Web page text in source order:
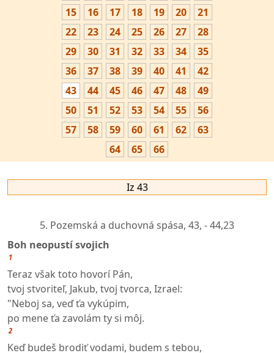
15
16 17 18 19 20
21
22
23 24 25 26 27
28
29
30 31 32 33 34
35
36
37 38 39 40 41
42
43
44 45 46 47 48
49
50
51 52 53 54 55
56
57
58 59 60 61 62
63
64
65 66
Iz 43
5. Pozemská a duchovná spása, 43, - 44,23
Boh neopustí svojich
1
Teraz však toto hovorí Pán,
tvoj stvoriteľ, Jakub, tvoj tvorca, Izrael:
"Neboj sa, veď ťa vykúpim,
po mene ťa zavolám ty si môj.
2
Keď budeš brodiť vodami, budem s tebou,